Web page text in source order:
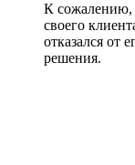
К сожалению,
своего
отказался от
решения.